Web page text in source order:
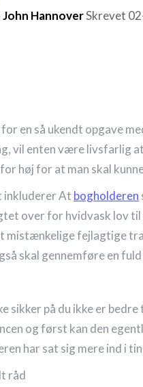
John HannoverSkrevet
en så ukendt opgave
vil enten være livsfarlig
høj for at man skal
inkluderer At bogholderen
over for hvidvask lov
mistænkelige fejlagtige
skal gennemføre en
sikker på du ikke er
og først kan den
har sat sig mere ind i
råd